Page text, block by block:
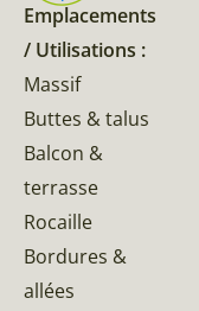
Emplacements
/ Utilisations :
Massif
Buttes & talus
Balcon &
terrasse
Rocaille
Bordures &
allées